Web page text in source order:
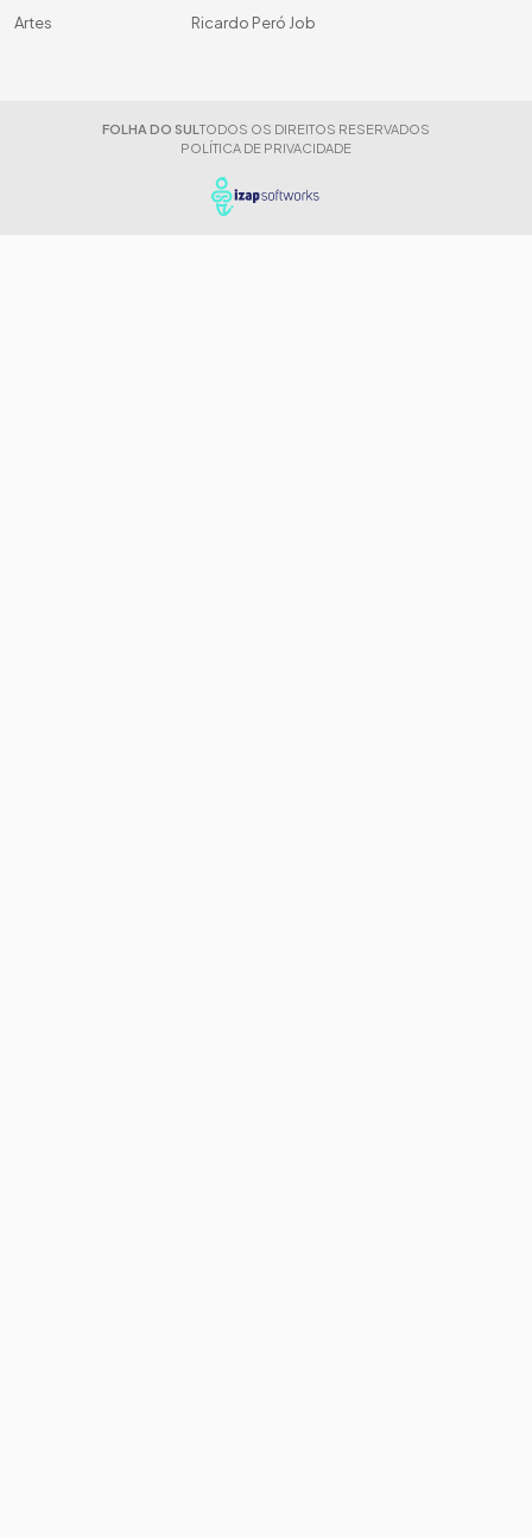
Artes
Ricardo Peró Job
FOLHA DO SUL TODOS OS DIREITOS RESERVADOS
POLÍTICA DE PRIVACIDADE